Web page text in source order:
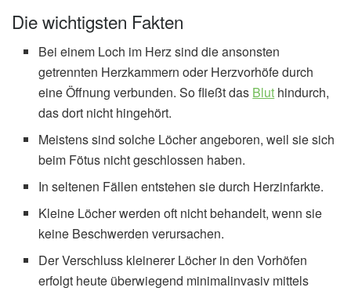
Die wichtigsten Fakten
Bei einem Loch im Herz sind die ansonsten
getrennten Herzkammern oder Herzvorhöfe durch
eine Öffnung verbunden. So fließt das Blut hindurch,
das dort nicht hingehört.
Meistens sind solche Löcher angeboren, weil sie sich
beim Fötus nicht geschlossen haben.
In seltenen Fällen entstehen sie durch Herzinfarkte.
Kleine Löcher werden oft nicht behandelt, wenn sie
keine Beschwerden verursachen.
Der Verschluss kleinerer Löcher in den Vorhöfen
erfolgt heute überwiegend minimalinvasiv mittels